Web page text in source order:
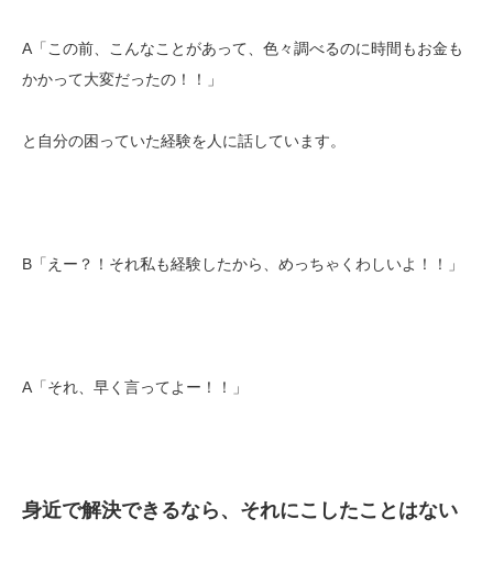
A「この前、こんなことがあって、色々調べるのに時間もお金も
かかって大変だったの！！」
と自分の困っていた経験を人に話しています。
B「えー？！それ私も経験したから、めっちゃくわしいよ！！」
A「それ、早く言ってよー！！」
身近で解決できるなら、それにこしたことはない